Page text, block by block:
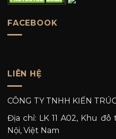
FACEBOOK
LIÊN HỆ
CÔNG TY TNHH KIẾN
Địa chỉ: LK 11 A02, Khu
Nội, Việt Nam